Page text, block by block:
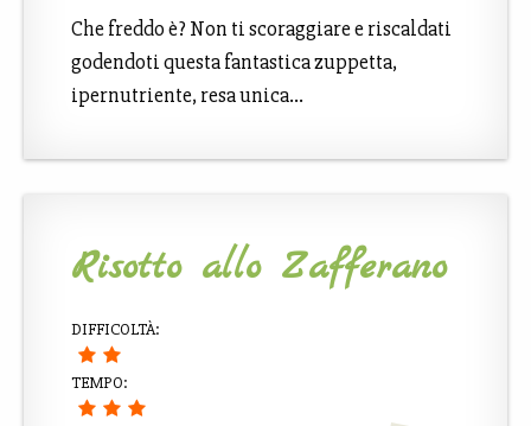
Che freddo è? Non ti scoraggiare e riscaldati
godendoti questa fantastica zuppetta,
ipernutriente, resa unica…
Risotto allo Zafferano
DIFFICOLTÀ:
TEMPO: